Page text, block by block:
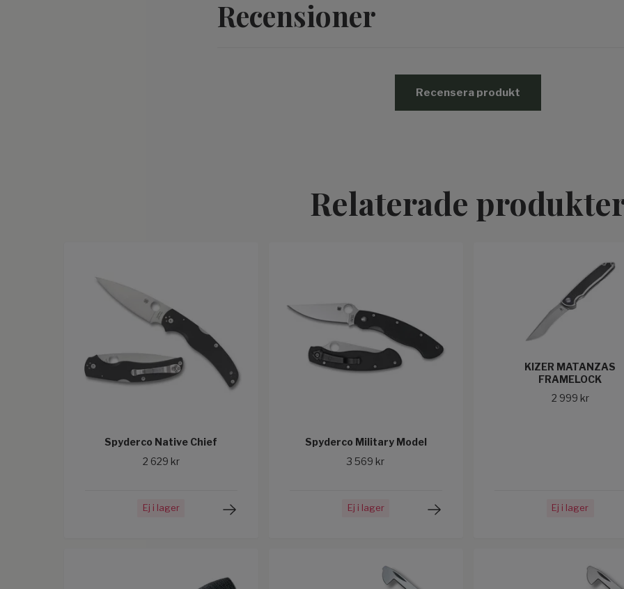
Recensioner
Recensera produkt
Relaterade
Spyderco Native Chief
2 629 kr
Ej i lager
Spyderco Military Model
3 569 kr
Ej i lager
KIZER MATANZAS
FRAMELOCK
2 999 kr
Ej i lager